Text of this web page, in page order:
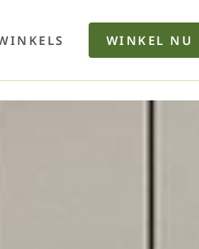
WINKEL NU